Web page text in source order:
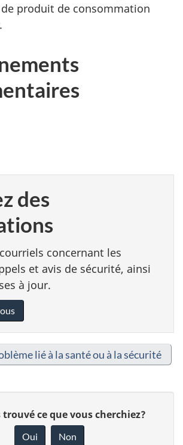
produit de consommation
des
concernant les
et avis de sécurité, ainsi
à jour.
lié à la santé ou à la sécurité
trouvé ce que vous cherchiez?
Oui Non